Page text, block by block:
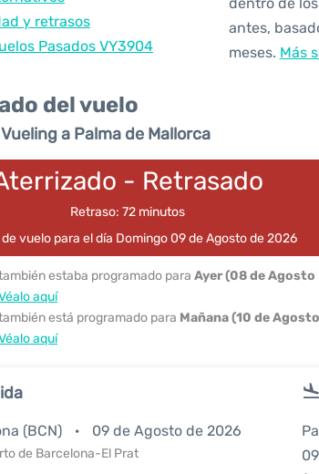
y retrasos
Pasados VY3904
antes,
meses. Más
del vuelo
a Palma de Mallorca
- Retrasado
Retraso: 72 minutos
vuelo para el día Domingo 09 de Agosto de 2026
estaba programado para Ayer (08 de Agosto
aquí
está programado para Mañana (10 de Agosto
aquí
(BCN) 09 de Agosto de 2026
de Barcelona-El Prat